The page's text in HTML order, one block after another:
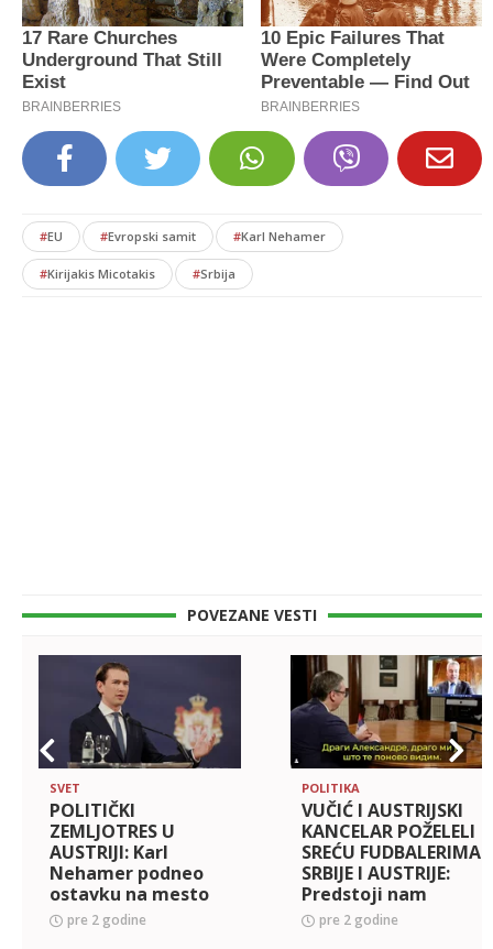
#EU #Evropski samit #Karl Nehamer
#Kirijakis Micotakis #Srbija
POVEZANE VESTI
SVET
POLITIČKI
ZEMLJOTRES U
AUSTRIJI: Karl
Nehamer podneo
ostavku na mesto
kancelara, Kurc se
vraća na velika
pre 2 godine
POLITIKA
VUČIĆ I AUSTRIJSKI
KANCELAR POŽELELI
SREĆU FUDBALERIMA
SRBIJE I AUSTRIJE:
Predstoji nam
odlična utakmica,
ponosni smo (VIDEO)
pre 2 godine